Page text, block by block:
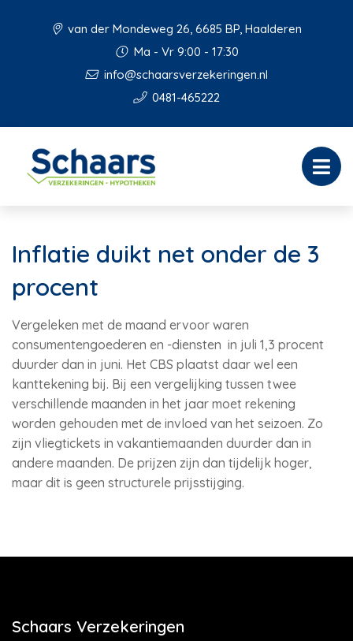
van der Mondeweg 26, 6685 BP, Haalderen
Ma - Vr 9:00 - 17:30
info@schaarsverzekeringen.nl
0481-465222
Inflatie duikt net onder de 3
procent
Vergeleken met de maand ervoor waren
consumentengoederen en -diensten in juli 1,3 procent
duurder dan in juni. Het CBS plaatst daar wel een
kanttekening bij. Bij een vergelijking tussen twee
verschillende maanden in het jaar moet rekening
worden gehouden met de invloed van het seizoen. Zo
zijn vliegtickets in vakantiemaanden duurder dan in
andere maanden. De prijzen zijn dan tijdelijk hoger,
maar dit is geen structurele prijsstijging.
Schaars Verzekeringen